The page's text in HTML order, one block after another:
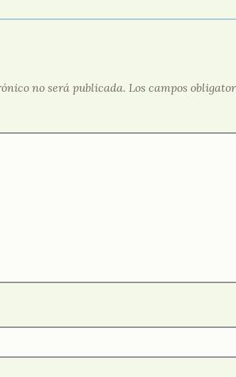
no será publicada. Los campos